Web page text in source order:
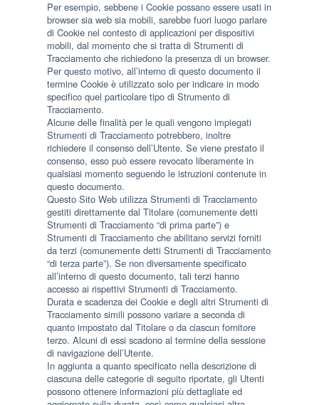
Per esempio, sebbene i Cookie possano essere usati in
browser sia web sia mobili, sarebbe fuori luogo parlare
di Cookie nel contesto di applicazioni per dispositivi
mobili, dal momento che si tratta di Strumenti di
Tracciamento che richiedono la presenza di un browser.
Per questo motivo, all’interno di questo documento il
termine Cookie è utilizzato solo per indicare in modo
specifico quel particolare tipo di Strumento di
Tracciamento.
Alcune delle finalità per le quali vengono impiegati
Strumenti di Tracciamento potrebbero, inoltre
richiedere il consenso dell’Utente. Se viene prestato il
consenso, esso può essere revocato liberamente in
qualsiasi momento seguendo le istruzioni contenute in
questo documento.
Questo Sito Web utilizza Strumenti di Tracciamento
gestiti direttamente dal Titolare (comunemente detti
Strumenti di Tracciamento “di prima parte”) e
Strumenti di Tracciamento che abilitano servizi forniti
da terzi (comunemente detti Strumenti di Tracciamento
“di terza parte”). Se non diversamente specificato
all’interno di questo documento, tali terzi hanno
accesso ai rispettivi Strumenti di Tracciamento.
Durata e scadenza dei Cookie e degli altri Strumenti di
Tracciamento simili possono variare a seconda di
quanto impostato dal Titolare o da ciascun fornitore
terzo. Alcuni di essi scadono al termine della sessione
di navigazione dell’Utente.
In aggiunta a quanto specificato nella descrizione di
ciascuna delle categorie di seguito riportate, gli Utenti
possono ottenere informazioni più dettagliate ed